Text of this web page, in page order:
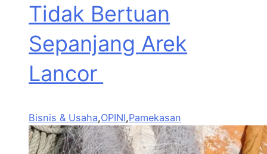
Tidak Bertuan
Sepanjang Arek
Lancor
Bisnis & Usaha,OPINI,Pamekasan